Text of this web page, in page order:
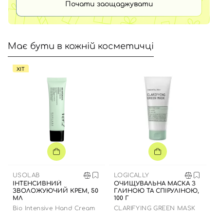
Почати заощаджувати
Має бути в кожній косметичці
ХІТ
USOLAB
ІНТЕНСИВНИЙ
ЗВОЛОЖУЮЧИЙ КРЕМ, 50
МЛ
Bio Intensive Hand Cream
LOGICALLY
ОЧИЩУВАЛЬНА МАСКА З
ГЛИНОЮ ТА СПІРУЛІНОЮ,
100 Г
CLARIFYING GREEN MASK